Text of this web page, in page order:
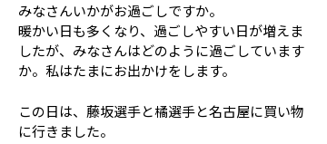
サイトマップ
みなさんいかがお過ごしですか。
暖かい日も多くなり、過ごしやすい日が増えま
したが、みなさんはどのように過ごしています
か。私はたまにお出かけをします。
この日は、藤坂選手と橘選手と名古屋に買い物
に行きました。